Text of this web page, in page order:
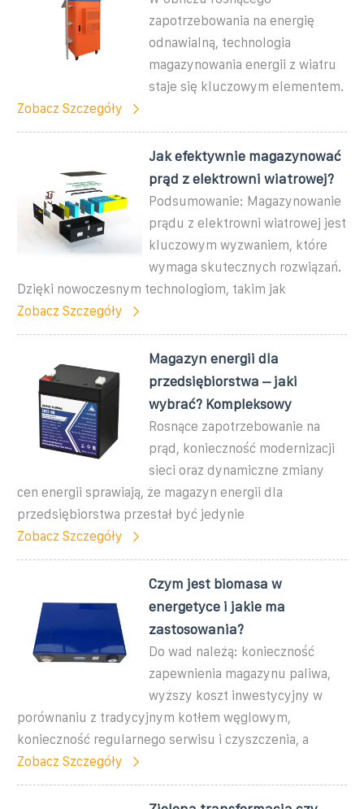
zapotrzebowania na energię
odnawialną, technologia
magazynowania energii z wiatru
staje się kluczowym elementem.
Zobacz Szczegóły
Jak efektywnie magazynować
prąd z elektrowni wiatrowej?
Podsumowanie: Magazynowanie
prądu z elektrowni wiatrowej jest
kluczowym wyzwaniem, które
wymaga skutecznych rozwiązań.
Dzięki nowoczesnym technologiom, takim jak
Zobacz Szczegóły
Magazyn energii dla
przedsiębiorstwa – jaki
wybrać? Kompleksowy
Rosnące zapotrzebowanie na
prąd, konieczność modernizacji
sieci oraz dynamiczne zmiany
cen energii sprawiają, że magazyn energii dla
przedsiębiorstwa przestał być jedynie
Zobacz Szczegóły
Czym jest biomasa w
energetyce i jakie ma
zastosowania?
Do wad należą: konieczność
zapewnienia magazynu paliwa,
wyższy koszt inwestycyjny w
porównaniu z tradycyjnym kotłem węglowym,
konieczność regularnego serwisu i czyszczenia, a
Zobacz Szczegóły